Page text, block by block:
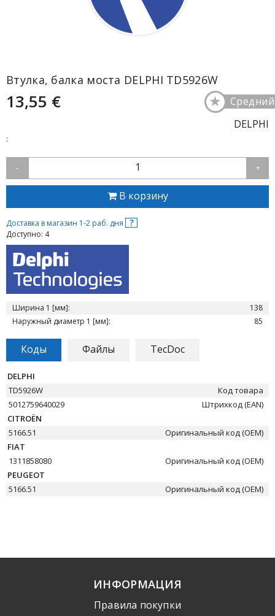
Втулка, балка моста DELPHI TD5926W
13,55 € Средний
★
DELPHI
:
- 1 +
В корзину
Доставка в магазин 1-2 раб. дня ?
Доступно: 4
Ширина 1 [мм]:
138
Наружный диаметр 1 [мм]:
85
Коды Файлы TecDoc
DELPHI
TD5926W
Код товара
5012759640029
Штрихкод (EAN)
CITROËN
5166.51
Оригинальный код (OEM)
FIAT
1311858080
Оригинальный код (OEM)
PEUGEOT
5166.51
Оригинальный код (OEM)
ИНФОРМАЦИЯ
Правила покупки